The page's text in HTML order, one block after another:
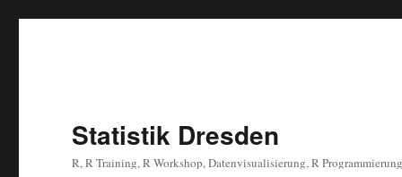
Statistik Dresden
R, R Training, R Workshop, Datenvisualisierung, R Programmierung